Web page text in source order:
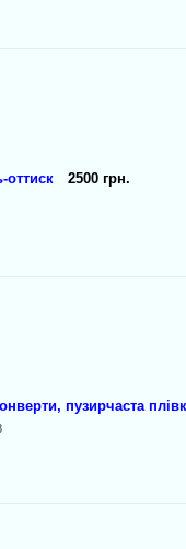
оттиск 2500 грн.
пузирчаста